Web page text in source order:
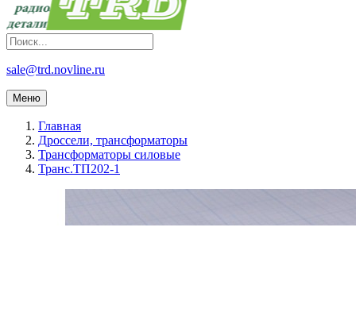
sale@trd.novline.ru
Меню
Главная
Дроссели, трансформаторы
Трансформаторы силовые
Транс.ТП202-1